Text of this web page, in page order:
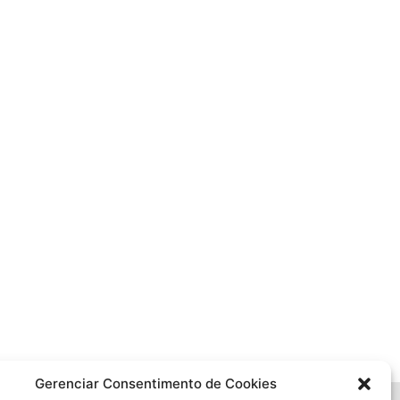
Gerenciar Consentimento de Cookies